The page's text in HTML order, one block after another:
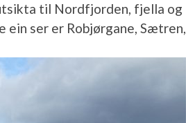
til Nordfjorden, fjella og
ein ser er Robjørgane, Sætren,